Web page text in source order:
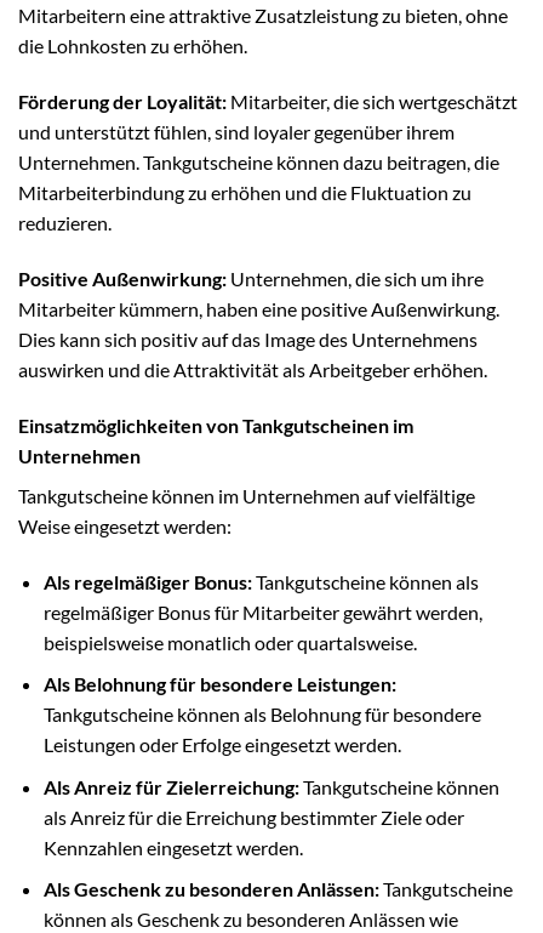
Mitarbeitern eine attraktive Zusatzleistung zu bieten, ohne
die Lohnkosten zu erhöhen.
Förderung der Loyalität: Mitarbeiter, die sich wertgeschätzt
und unterstützt fühlen, sind loyaler gegenüber ihrem
Unternehmen. Tankgutscheine können dazu beitragen, die
Mitarbeiterbindung zu erhöhen und die Fluktuation zu
reduzieren.
Positive Außenwirkung: Unternehmen, die sich um ihre
Mitarbeiter kümmern, haben eine positive Außenwirkung.
Dies kann sich positiv auf das Image des Unternehmens
auswirken und die Attraktivität als Arbeitgeber erhöhen.
Einsatzmöglichkeiten von Tankgutscheinen im
Unternehmen
Tankgutscheine können im Unternehmen auf vielfältige
Weise eingesetzt werden:
Als regelmäßiger Bonus:Tankgutscheine können als
regelmäßiger Bonus für Mitarbeiter gewährt werden,
beispielsweise monatlich oder quartalsweise.
Als Belohnung für besondere Leistungen:
Tankgutscheine können als Belohnung für besondere
Leistungen oder Erfolge eingesetzt werden.
Als Anreiz für Zielerreichung:Tankgutscheine können
als Anreiz für die Erreichung bestimmter Ziele oder
Kennzahlen eingesetzt werden.
Als Geschenk zu besonderen Anlässen:Tankgutscheine
können als Geschenk zu besonderen Anlässen wie